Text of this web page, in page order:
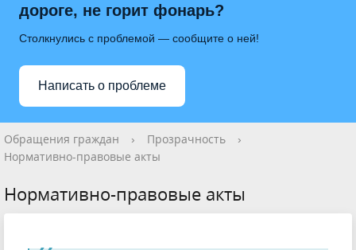
дороге, не горит фонарь?
Столкнулись с проблемой — сообщите о ней!
Написать о проблеме
Обращения граждан › Прозрачность
›
Нормативно-правовые акты
Нормативно-правовые акты